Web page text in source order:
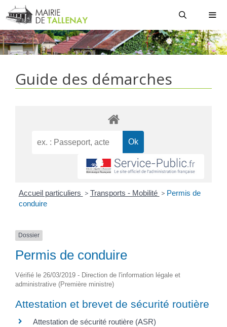
Aller
au
contenu
Guide des démarches
Accueil particuliers > Transports - Mobilité > Permis de
conduire
Dossier
Permis de conduire
Vérifié le 26/03/2019 - Direction de l'information légale et
administrative (Première ministre)
Attestation et brevet de sécurité routière
Attestation de sécurité routière (ASR)